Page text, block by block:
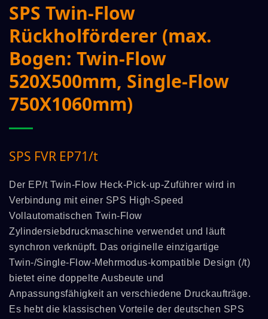
SPS Twin-Flow
Rückholförderer (max.
Bogen: Twin-Flow
520X500mm, Single-Flow
750X1060mm)
SPS FVR EP71/t
Der EP/t Twin-Flow Heck-Pick-up-Zuführer wird in
Verbindung mit einer SPS High-Speed
Vollautomatischen Twin-Flow
Zylindersiebdruckmaschine verwendet und läuft
synchron verknüpft. Das originelle einzigartige
Twin-/Single-Flow-Mehrmodus-kompatible Design (/t)
bietet eine doppelte Ausbeute und
Anpassungsfähigkeit an verschiedene Druckaufträge.
Es hebt die klassischen Vorteile der deutschen SPS